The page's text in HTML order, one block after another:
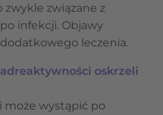
zwykle związane z
infekcji. Objawy
leczenia.
oskrzeli
może wystąpić po